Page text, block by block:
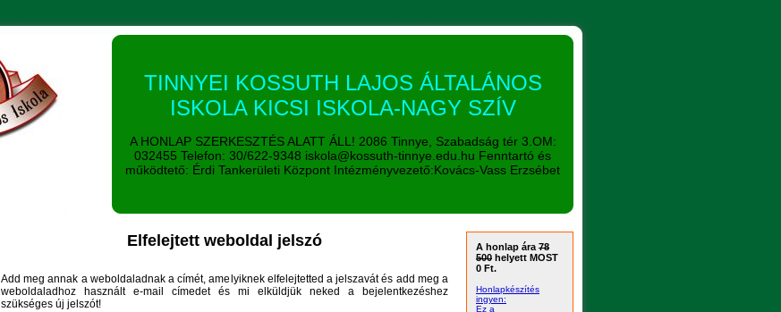
TINNYEI KOSSUTH LAJOS ÁLTALÁNOS
ISKOLA KICSI ISKOLA-NAGY SZÍV
A HONLAP SZERKESZTÉS ALATT ÁLL! 2086 Tinnye, Szabadság tér 3.OM:
032455 Telefon: 30/622-9348 iskola@kossuth-tinnye.edu.hu Fenntartó és
működtető: Érdi Tankerületi Központ Intézményvezető:Kovács-Vass Erzsébet
Elfelejtett weboldal jelszó
Add meg annak a weboldaladnak a címét, amelyiknek elfelejtetted a jelszavát és add meg a
weboldaladhoz használt e-mail címedet és mi elküldjük neked a bejelentkezéshez
szükséges új jelszót!
A honlap ára 78
500 helyett MOST
0 Ft.
Honlapkészítés
ingyen:
Ez a